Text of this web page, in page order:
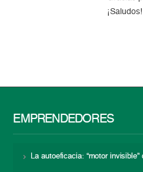
¡Saludos!
EMPRENDEDORES
La autoeficacia: “motor invisible”